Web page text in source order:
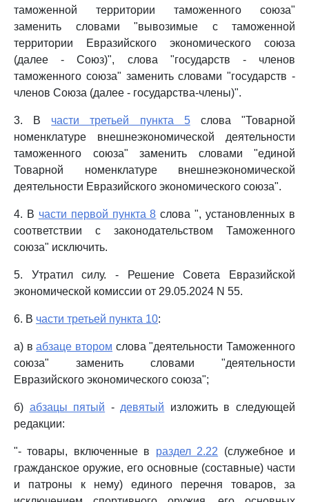
таможенной территории таможенного союза"
заменить словами "вывозимые с таможенной
территории Евразийского экономического союза
(далее - Союз)", слова "государств - членов
таможенного союза" заменить словами "государств -
членов Союза (далее - государства-члены)".
3. В части третьей пункта 5слова "Товарной
номенклатуре внешнеэкономической деятельности
таможенного союза" заменить словами "единой
Товарной номенклатуре внешнеэкономической
деятельности Евразийского экономического союза".
4. В части первой пункта 8 слова ", установленных в
соответствии с законодательством Таможенного
союза" исключить.
5. Утратил силу. - Решение Совета Евразийской
экономической комиссии от 29.05.2024 N 55.
6. В части третьей пункта 10:
а) вабзаце втором слова "деятельности Таможенного
союза" заменить словами "деятельности
Евразийского экономического союза";
б) абзацы пятый - девятый изложить в следующей
редакции:
"- товары, включенные в раздел 2.22 (служебное и
гражданское оружие, его основные (составные) части
и патроны к нему) единого перечня товаров, за